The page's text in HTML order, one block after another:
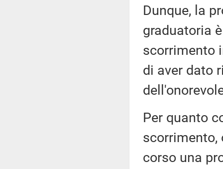
Dunque, la
graduatoria
scorrimento
di aver dato
Per quanto
scorrimento,
corso una